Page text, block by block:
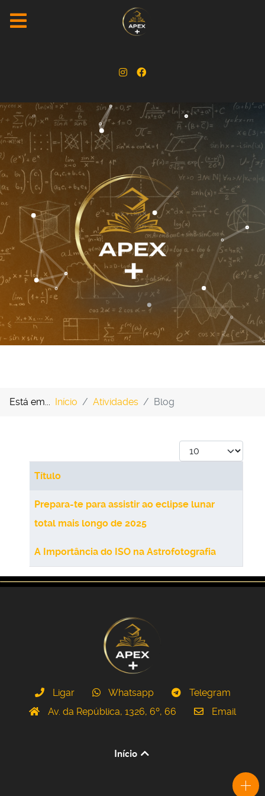
Está em... Início Atividades Blog
Qtd. a exibir
Artigos
Título
Prepara-te para assistir ao eclipse lunar
total mais longo de 2025
A Importância do ISO na Astrofotografia
Ligar Whatsapp
Telegram
Av. da República, 1326, 6º, 66
Email
Início